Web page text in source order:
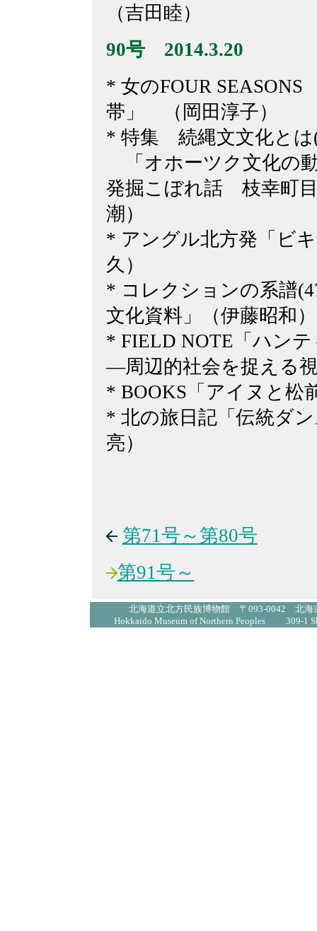
（吉田睦）
90号 2014.3.20
* 女のFOUR SEASONS
帯」 （岡田淳子）
* 特集 続縄文文化とは
「オホーツク文化の
発掘こぼれ話 枝幸町
潮）
* アングル北方発「ビ
久）
* コレクションの系譜
文化資料」（伊藤昭和）
* FIELD NOTE「ハン
―周辺的社会を捉える
* BOOKS「アイヌと松
* 北の旅日記「伝統ダ
亮）
第71号～第80号
第91号～
北海道立北方民族博物館 〒093-0042 北海
Hokkaido Museum of Northern Peoples 309-1